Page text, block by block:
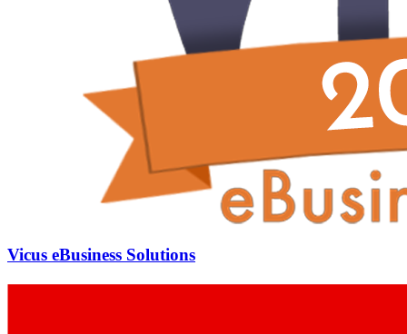
Vicus eBusiness Solutions